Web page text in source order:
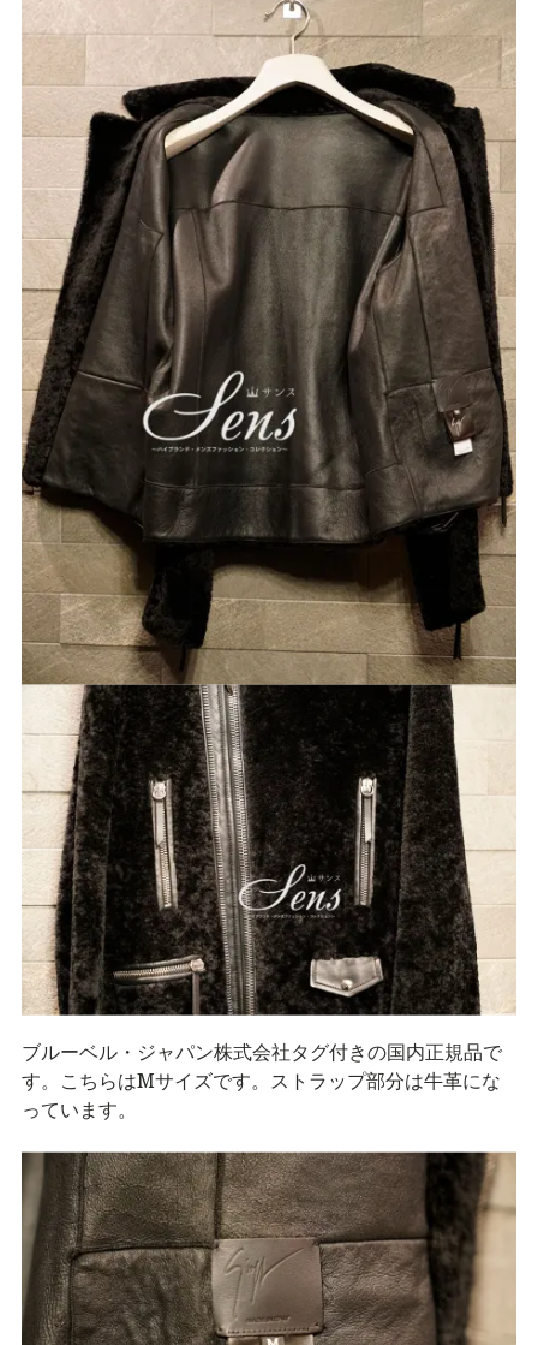
ブルーベル・ジャパン株式会社タグ付きの国内正規品で
す。こちらはMサイズです。ストラップ部分は牛革にな
っています。